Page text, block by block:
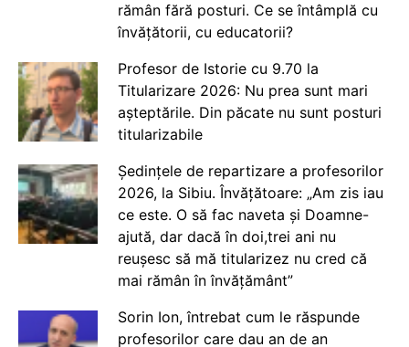
rămân fără posturi. Ce se întâmplă cu
învățătorii, cu educatorii?
Profesor de Istorie cu 9.70 la
Titularizare 2026: Nu prea sunt mari
așteptările. Din păcate nu sunt posturi
titularizabile
Ședințele de repartizare a profesorilor
2026, la Sibiu. Învățătoare: „Am zis iau
ce este. O să fac naveta și Doamne-
ajută, dar dacă în doi,trei ani nu
reușesc să mă titularizez nu cred că
mai rămân în învățământ”
Sorin Ion, întrebat cum le răspunde
profesorilor care dau an de an